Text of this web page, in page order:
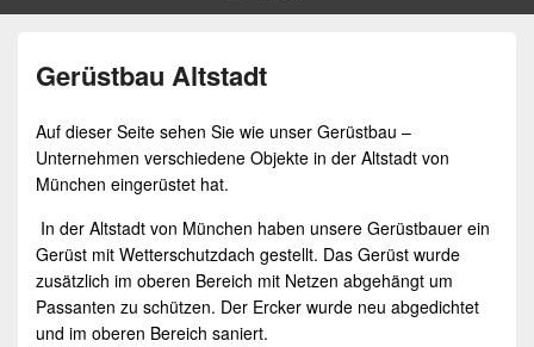
Gerüstbau Altstadt
Auf dieser Seite sehen Sie wie unser Gerüstbau –
Unternehmen verschiedene Objekte in der Altstadt von
München eingerüstet hat.
In der Altstadt von München haben unsere Gerüstbauer ein
Gerüst mit Wetterschutzdach gestellt. Das Gerüst wurde
zusätzlich im oberen Bereich mit Netzen abgehängt um
Passanten zu schützen. Der Ercker wurde neu abgedichtet
und im oberen Bereich saniert.